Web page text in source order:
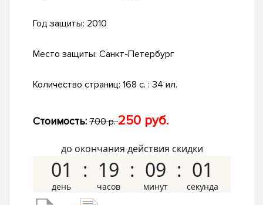
Год защиты: 2010
Место защиты: Санкт-Петербург
Количество страниц: 168 с. : 34 ил.
Стоимость: 700 р.250 руб.
до окончания действия скидки
01 19 09 00